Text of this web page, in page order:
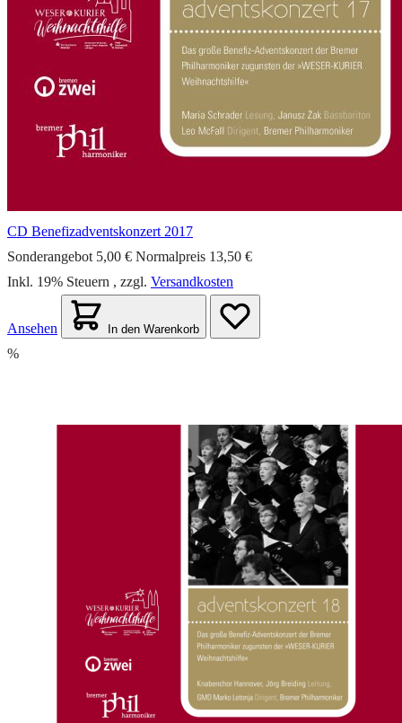
CD Benefizadventskonzert 2017
Sonderangebot 5,00 € Normalpreis 13,50 €
Inkl. 19% Steuern , zzgl. Versandkosten
Ansehen In den Warenkorb
%